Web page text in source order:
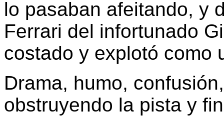
lo pasaban afeitando, y
Ferrari del infortunado
costado y explotó como
Drama, humo,
obstruyendo la pista y